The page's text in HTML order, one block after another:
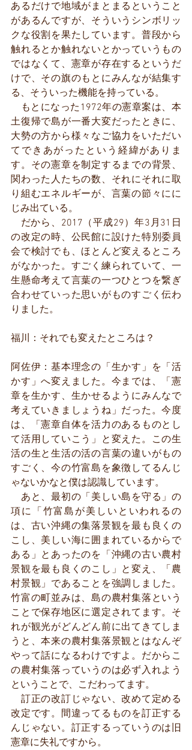
あるだけで地域がまとまるということ
があるんですが、そういうシンボリッ
クな役割を果たしています。普段から
触れるとか触れないとかっていうもの
ではなくて、憲章が存在するというだ
けで、その旗のもとにみんなが結集す
る、そういった機能を持っている。
もとになった1972年の憲章案は、本
土復帰で島が一番大変だったときに、
大勢の方から様々なご協力をいただい
てできあがったという経緯がありま
す。その憲章を制定するまでの背景、
関わった人たちの数、それにそれに取
り組むエネルギーが、言葉の節々にに
じみ出ている。
だから、2017（平成29）年3月31日
の改定の時、公民館に設けた特別委員
会で検討でも、ほとんど変えるところ
がなかった。すごく練られていて、一
生懸命考えて言葉の一つひとつを繋ぎ
合わせていった思いがものすごく伝わ
りました。
福川：それでも変えたところは？
阿佐伊：基本理念の「生かす」を「活
かす」へ変えました。今までは、「憲
章を生かす、生かせるようにみんなで
考えていきましょうね」だった。今度
は、「憲章自体を活力のあるものとし
て活用していこう」と変えた。この生
活の生と生活の活の言葉の違いがもの
すごく、今の竹富島を象徴してるんじ
ゃないかなと僕は認識しています。
あと、最初の「美しい島を守る」の
項に「竹富島が美しいといわれるの
は、古い沖縄の集落景観を最も良くの
こし、美しい海に囲まれているからで
ある」とあったのを「沖縄の古い農村
景観を最も良くのこし」と変え、「農
村景観」であることを強調しました。
竹富の町並みは、島の農村集落という
ことで保存地区に選定されてます。そ
れが観光がどんどん前に出てきてしま
うと、本来の農村集落景観とはなんぞ
やって話になるわけですよ。だからこ
の農村集落っていうのは必ず入れよう
ということで、こだわってます。
訂正の改訂じゃない、改めて定める
改定です。間違ってるものを訂正する
んじゃない。訂正するっていうのは旧
憲章に失礼ですから。